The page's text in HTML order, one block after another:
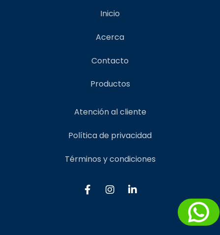
Inicio
Acerca
Contacto
Productos
Atención al cliente
Política de privacidad
Términos y condiciones